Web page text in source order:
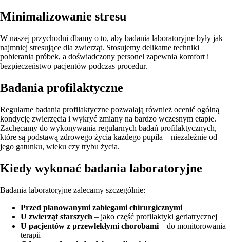
Minimalizowanie stresu
W naszej przychodni dbamy o to, aby badania laboratoryjne były jak
najmniej stresujące dla zwierząt. Stosujemy delikatne techniki
pobierania próbek, a doświadczony personel zapewnia komfort i
bezpieczeństwo pacjentów podczas procedur.
Badania profilaktyczne
Regularne badania profilaktyczne pozwalają również ocenić ogólną
kondycję zwierzęcia i wykryć zmiany na bardzo wczesnym etapie.
Zachęcamy do wykonywania regularnych badań profilaktycznych,
które są podstawą zdrowego życia każdego pupila – niezależnie od
jego gatunku, wieku czy trybu życia.
Kiedy wykonać badania laboratoryjne
Badania laboratoryjne zalecamy szczególnie:
Przed planowanymi zabiegami chirurgicznymi
U zwierząt starszych – jako część profilaktyki geriatrycznej
U pacjentów z przewlekłymi chorobami – do monitorowania
terapii